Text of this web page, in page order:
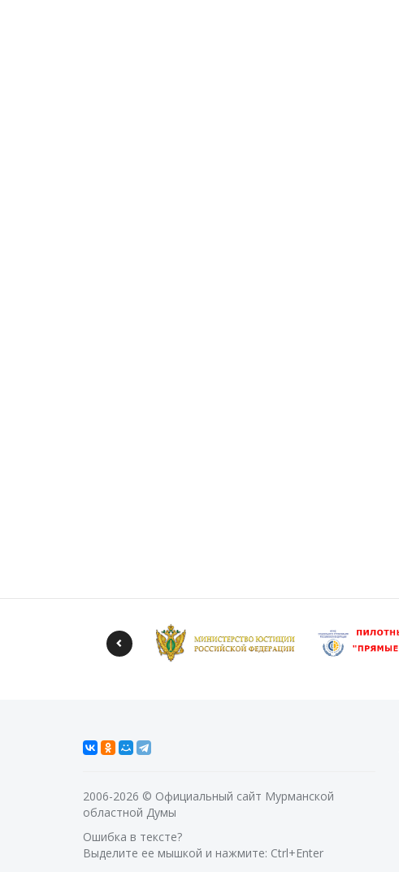
2006-2026 © Официальный сайт Мурманской
областной Думы
Ошибка в тексте?
Выделите ее мышкой и нажмите: Ctrl+Enter